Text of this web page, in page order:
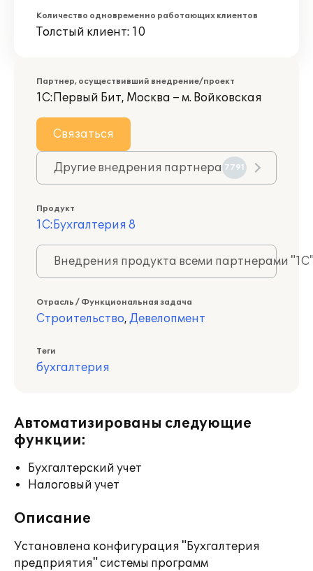
Количество одновременно работающих клиентов
Толстый клиент: 10
Партнер, осуществивший внедрение/проект
1С:Первый Бит, Москва – м. Войковская
Связаться
Другие внедрения партнера 7791
Продукт
1С:Бухгалтерия 8
Внедрения продукта всеми партнерами
Отрасль / Функциональная задача
Строительство, Девелопмент
Теги
бухгалтерия
Автоматизированы следующие
функции:
Бухгалтерский учет
Налоговый учет
Описание
Установлена конфигурация "Бухгалтерия
предприятия" системы программ